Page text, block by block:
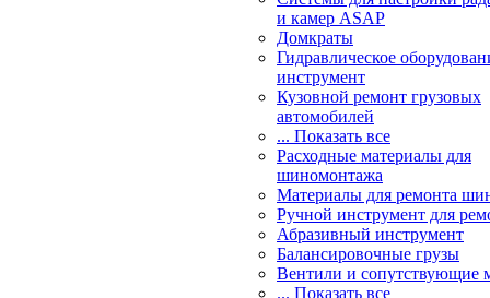
и камер ASAP
Домкраты
Гидравлическое
инструмент
Кузовной ремонт грузовых
автомобилей
... Показать все
Расходные материалы для
шиномонтажа
Материалы для ремонта
Ручной инструмент для
Абразивный инструмент
Балансировочные грузы
Вентили и сопутствующие
... Показать все